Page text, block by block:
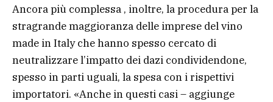
Ancora più complessa , inoltre, la procedura per la
stragrande maggioranza delle imprese del vino
made in Italy che hanno spesso cercato di
neutralizzare l’impatto dei dazi condividendone,
spesso in parti uguali, la spesa con i rispettivi
importatori. «Anche in questi casi – aggiunge